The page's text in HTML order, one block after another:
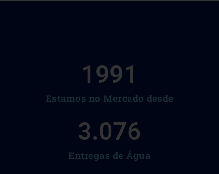
Estamos no Mercado desde
1991
Entregas de Água
3.076